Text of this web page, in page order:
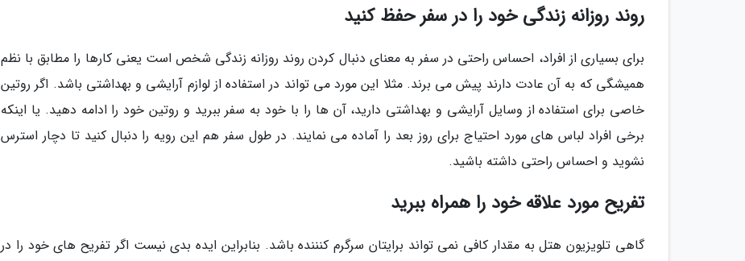
روند روزانه زندگی خود را در سفر حفظ کنید
برای بسیاری از افراد، احساس راحتی در سفر به معنای دنبال کردن روند روزانه زندگی شخص است یعنی کارها را مطابق با نظم
همیشگی که به آن عادت دارند پیش می برند. مثلا این مورد می تواند در استفاده از لوازم آرایشی و بهداشتی باشد. اگر روتین
خاصی برای استفاده از وسایل آرایشی و بهداشتی دارید، آن ها را با خود به سفر ببرید و روتین خود را ادامه دهید. یا اینکه
برخی افراد لباس های مورد احتیاج برای روز بعد را آماده می نمایند. در طول سفر هم این رویه را دنبال کنید تا دچار استرس
نشوید و احساس راحتی داشته باشید.
تفریح مورد علاقه خود را همراه ببرید
گاهی تلویزیون هتل به مقدار کافی نمی تواند برایتان سرگرم کنننده باشد. بنابراین ایده بدی نیست اگر تفریح های خود را در